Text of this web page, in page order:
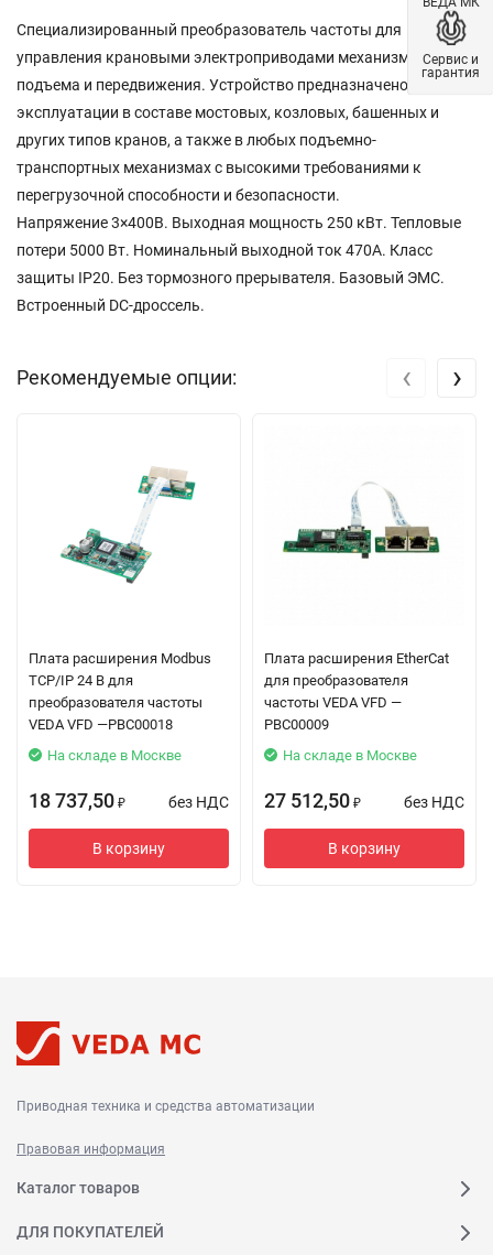
Специализированный преобразователь частоты для
управления крановыми электроприводами механизмов
подъема и передвижения. Устройство предназначено для
эксплуатации в составе мостовых, козловых, башенных и
других типов кранов, а также в любых подъемно-
транспортных механизмах с высокими требованиями к
перегрузочной способности и безопасности.
Напряжение 3×400В. Выходная мощность 250 кВт. Тепловые
потери 5000 Вт. Номинальный выходной ток 470A. Класс
защиты IP20. Без тормозного прерывателя. Базовый ЭМС.
Встроенный DC-дроссель.
Рекомендуемые опции:
Плата расширения Modbus
TCP/IP 24 В для
преобразователя частоты
VEDA VFD —PBC00018
На складе в Москве
18 737,50 ₽ без НДС
В корзину
Плата расширения EtherCat
для преобразователя
частоты VEDA VFD —
PBC00009
На складе в Москве
27 512,50 ₽ без НДС
В корзину
‹ ›
Приводная техника и средства автоматизации
Правовая информация
Каталог товаров
ДЛЯ ПОКУПАТЕЛЕЙ
Сервис и
гарантия